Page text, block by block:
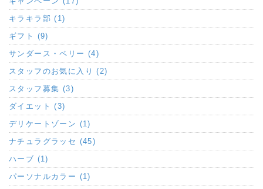
キラキラ部 (1)
ギフト (9)
サンダース・ペリー (4)
スタッフのお気に入り (2)
スタッフ募集 (3)
ダイエット (3)
デリケートゾーン (1)
ナチュラグラッセ (45)
ハーブ (1)
パーソナルカラー (1)